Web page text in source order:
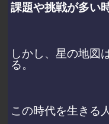
課題や挑戦が多い
しかし、星の地図
る。
この時代を生きる